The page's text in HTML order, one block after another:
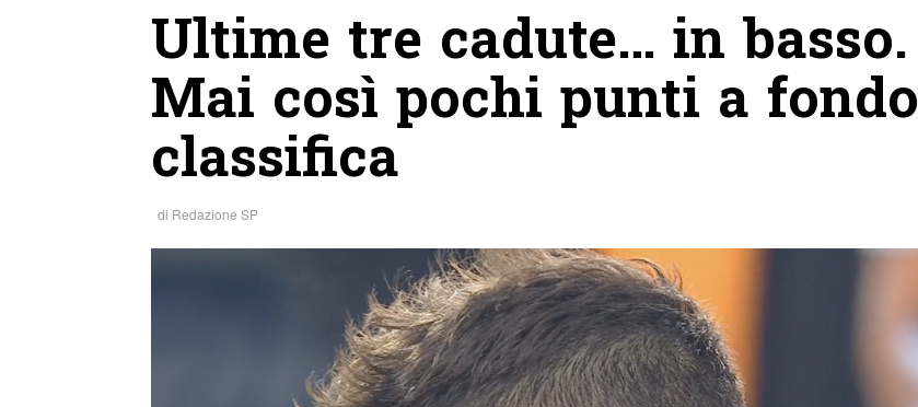
Ultime tre cadute… in basso.
Mai così pochi punti a fondo
classifica
di Redazione SP